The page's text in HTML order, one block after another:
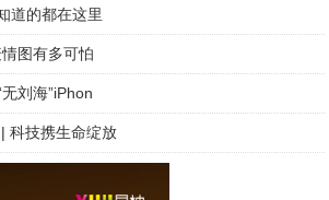
道的都在这里
图有多可怕
刘海”iPhon
科技携生命绽放